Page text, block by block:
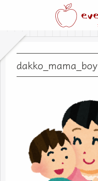
dakko_mama_boy